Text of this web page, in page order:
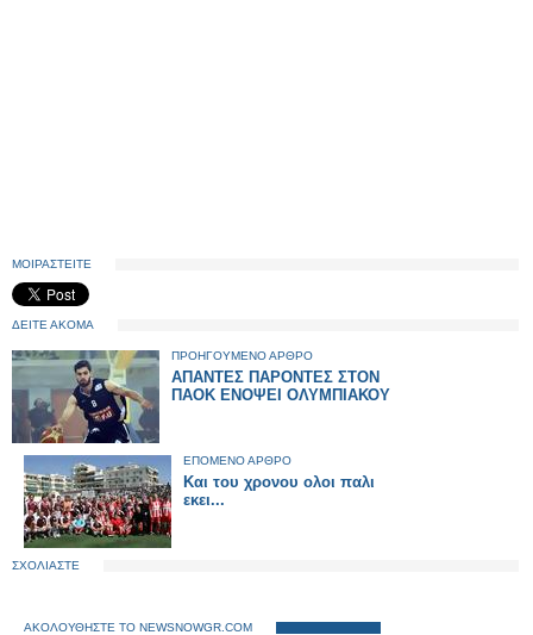
ΜΟΙΡΑΣΤΕΙΤΕ
ΔΕΙΤΕ ΑΚΟΜΑ
ΠΡΟΗΓΟΥΜΕΝΟ ΑΡΘΡΟ
ΑΠΑΝΤΕΣ ΠΑΡΟΝΤΕΣ ΣΤΟΝ
ΠΑΟΚ ΕΝΟΨΕΙ ΟΛΥΜΠΙΑΚΟΥ
ΕΠΟΜΕΝΟ ΑΡΘΡΟ
Και του χρονου ολοι παλι
εκει...
ΣΧΟΛΙΑΣΤΕ
ΑΚΟΛΟΥΘΗΣΤΕ ΤΟ NEWSNOWGR.COM